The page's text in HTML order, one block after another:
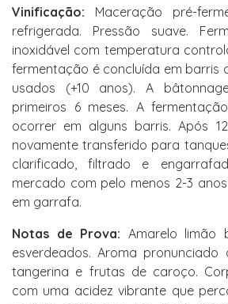
Vinificação: Maceração pré-
refrigerada. Pressão suave.
inoxidável com temperatura
fermentação é concluída em barris
usados (+10 anos). A
primeiros 6 meses. A
ocorrer em alguns barris. Após
novamente transferido para
clarificado, filtrado e
mercado com pelo menos 2-3
em garrafa.
Notas de Prova: Amarelo limão
esverdeados. Aroma
tangerina e frutas de caroço.
com uma acidez vibrante que